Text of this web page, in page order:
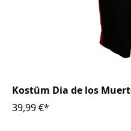
Kostüm Dia de los
39,99 €*